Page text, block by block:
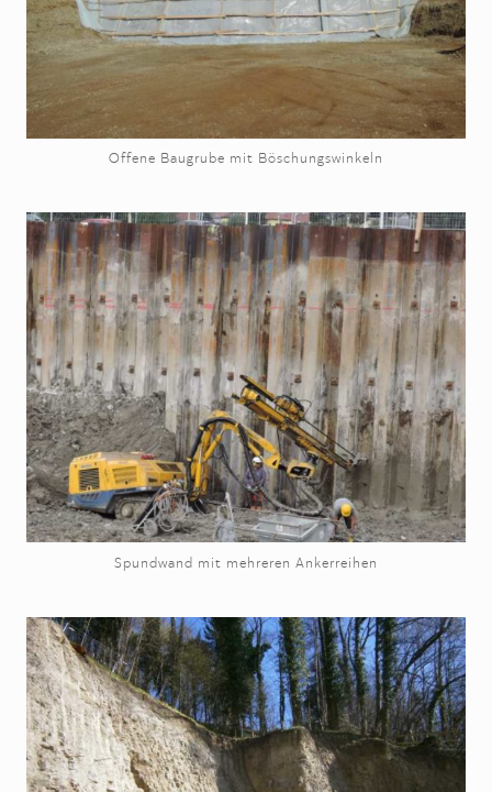
Offene Baugrube mit Böschungswinkeln
Spundwand mit mehreren Ankerreihen